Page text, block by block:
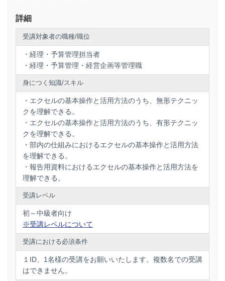
詳細
受講対象者の職種/職位
・経理・予算管理担当者
・経理・予算管理・経営企画等管理職
身につく知識/スキル
・エクセルの基本操作と活用方法のうち、無形テクニッ
クを理解できる。
・エクセルの基本操作と活用方法のうち、有形テクニッ
クを理解できる。
・部内の仕組みにおけるエクセルの基本操作と活用方法
を理解できる。
・報告用資料におけるエクセルの基本操作と活用方法を
理解できる。
受講レベル
初～中級者向け
※受講レベルについて
受講における必須条件
１ID、1名様の受講をお願いいたします。複数名での受講
はできません。